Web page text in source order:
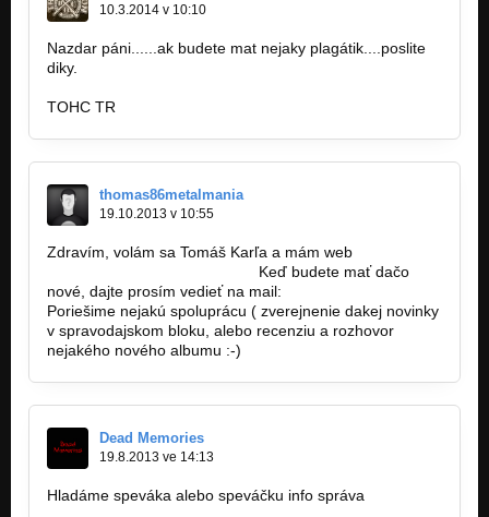
10.3.2014 v 10:10
Nazdar páni......ak budete mat nejaky plagátik....poslite
diky.
TOHC TR
thomas86metalmania
19.10.2013 v 10:55
Zdravím, volám sa Tomáš Karľa a mám web
Keď budete mať dačo
nové, dajte prosím vedieť na mail:
Poriešime nejakú spoluprácu ( zverejnenie dakej novinky
v spravodajskom bloku, alebo recenziu a rozhovor
nejakého nového albumu :-)
Dead Memories
19.8.2013 ve 14:13
Hladáme speváka alebo speváčku info správa